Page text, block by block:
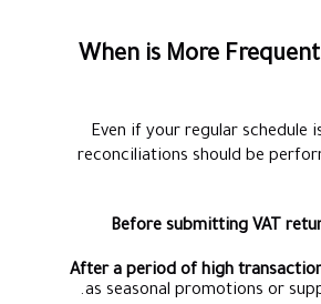
When is More
Even if your regular schedule
reconciliations should be
Before submitting VAT
After a period of high
as seasonal promotions or